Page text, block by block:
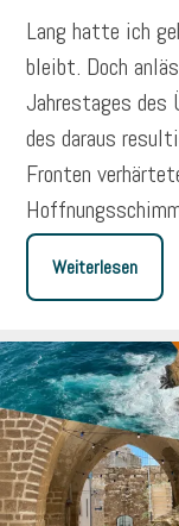
Lang hatte ich
bleibt. Doch
Jahrestages des
des daraus
Fronten
Weiterlesen